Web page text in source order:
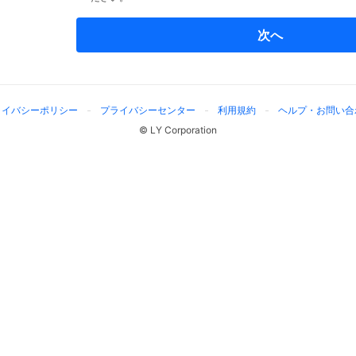
次へ
バシーポリシー プライバシーセンター 利用規約
ヘルプ・お問い
© LY Corporation